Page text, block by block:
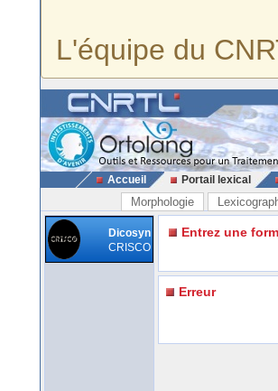
L'équipe du
Accueil Portail lexical
Morphologie
Dicosyn
CRISCO
Entrez une
Erreur